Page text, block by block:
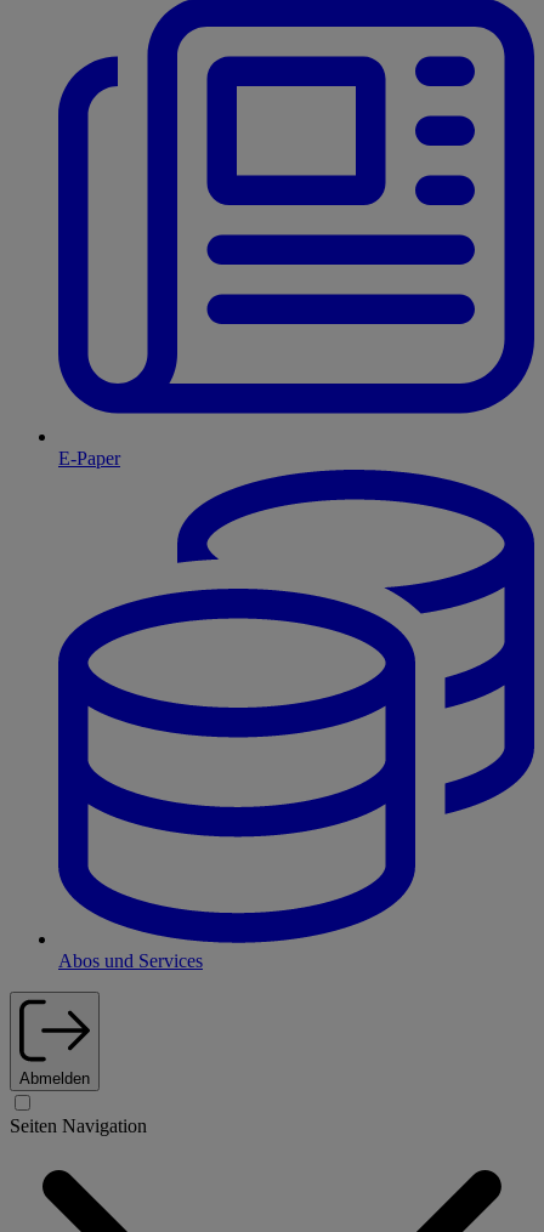
E-Paper
Abos und Services
Abmelden
Seiten Navigation